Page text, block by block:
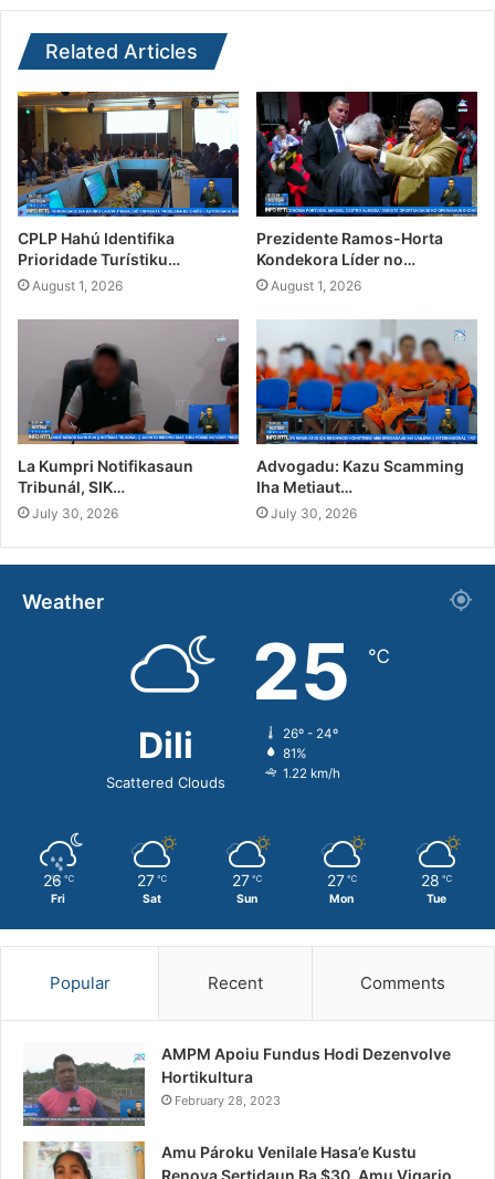
Related Articles
CPLP Hahú Identifika
Prioridade Turístiku…
August 1, 2026
Prezidente Ramos-Horta
Kondekora Líder no…
August 1, 2026
La Kumpri Notifikasaun
Tribunál, SIK…
July 30, 2026
Advogadu: Kazu Scamming
Iha Metiaut…
July 30, 2026
Weather
Dili
Scattered Clouds
25 ℃
26º - 24º
81%
1.22 km/h
26 ℃
Fri
27 ℃
Sat
27 ℃
Sun
27 ℃
Mon
28 ℃
Tue
Popular Recent Comments
AMPM Apoiu Fundus Hodi Dezenvolve
Hortikultura
February 28, 2023
Amu Pároku Venilale Hasa’e Kustu
Renova Sertidaun Ba $30, Amu Vigario